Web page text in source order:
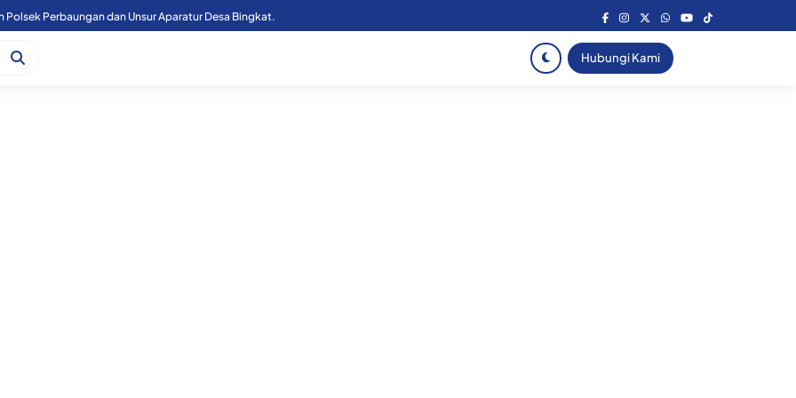
Polsek Perbaungan dan Unsur Aparatur Desa Bingkat.
Hubungi Kami